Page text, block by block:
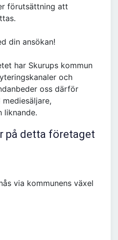
förutsättning att
din ansökan!
har Skurups kommun
och
oss därför
liknande.
på detta företaget
via kommunens växel